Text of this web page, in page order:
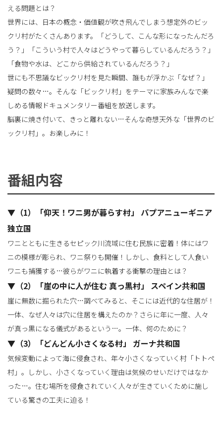
える問題とは？
世界には、日本の概念・価値観が吹き飛んでしまう想定外のビッ
クリ村がたくさんあります。「どうして、こんな形になったんだろ
う？」「こういう村で人々はどうやって暮らしているんだろう？」
「食物や水は、どこから供給されているんだろう？」
世にも不思議なビックリ村を見た瞬間、誰もが浮かぶ「なぜ？」
疑問の数々…。そんな「ビックリ村」をテーマに家族みんなで楽
しめる情報ドキュメンタリー番組を放送します。
脳裏に焼き付いて、きっと離れない…そんな奇想天外な「世界のビ
ックリ村」。お楽しみに！
番組内容
▼（1）「仰天！ワニ男が暮らす村」 パプアニューギニア
独立国
ワニとともに生きるセピック川流域に住む民族に密着！体にはワ
ニの模様が彫られ、ワニ祭りも開催！しかし、食料として人食い
ワニも捕獲する…彼らがワニに執着する衝撃の理由とは？
▼（2）「崖の中に人が住む 真っ黒村」 スペイン共和国
崖に無数に掘られた穴…調べてみると、そこには近代的な住居が！
一体、なぜ人々は穴に住居を構えたのか？さらに年に一度、人々
が真っ黒になる儀式があるという…。一体、何のために？
▼（3）「どんどん小さくなる村」 ガーナ共和国
気候変動によって海に侵食され、年々小さくなっていく村「トトペ
村」。しかし、小さくなっていく理由は気候のせいだけではなか
った…。住む場所を侵食されていく人々が生きていくために施し
ている驚きの工夫に迫る！